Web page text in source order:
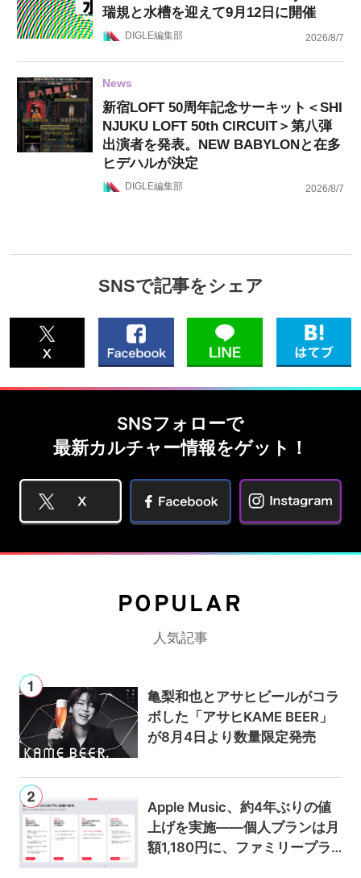
瑞規と水槽を迎えて9月12日に開催
DIGLE編集部 2026/8/7
News
新宿LOFT 50周年記念サーキット＜SHI
NJUKU LOFT 50th CIRCUIT＞第八弾
出演者を発表。NEW BABYLONと在多
ヒデハルが決定
DIGLE編集部 2026/8/7
SNSで記事をシェア
SNSフォローで
最新カルチャー情報をゲット！
POPULAR
人気記事
亀梨和也とアサヒビールがコラ
ボした「アサヒKAME BEER」
が8月4日より数量限定発売
Apple Music、約4年ぶりの値
上げを実施——個人プランは月
額1,180円に、ファミリープラ